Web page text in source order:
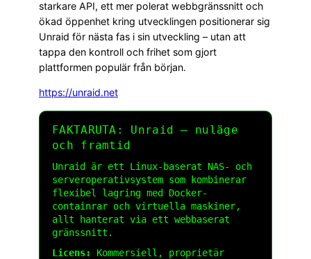
starkare API, ett mer polerat webbgränssnitt och
ökad öppenhet kring utvecklingen positionerar sig
Unraid för nästa fas i sin utveckling – utan att
tappa den kontroll och frihet som gjort
plattformen populär från början.
https://unraid.net
FAKTARUTA: Unraid – nuläge
och framtid
Unraid är ett Linux-baserat NAS- och
serveroperativsystem som kombinerar
flexibel lagring med Docker-
containrar och virtuella maskiner,
allt hanterat via ett webbaserat
gränssnitt.
Licens:
Kommersiell, proprietär